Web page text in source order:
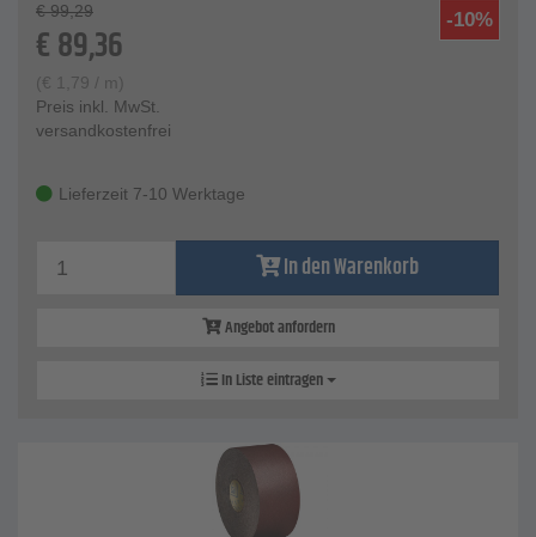
-10%
€ 99,29
€89,36
(€ 1,79 / m)
Preis inkl. MwSt.
versandkostenfrei
Lieferzeit 7-10 Werktage
In den Warenkorb
Angebot anfordern
In Liste eintragen